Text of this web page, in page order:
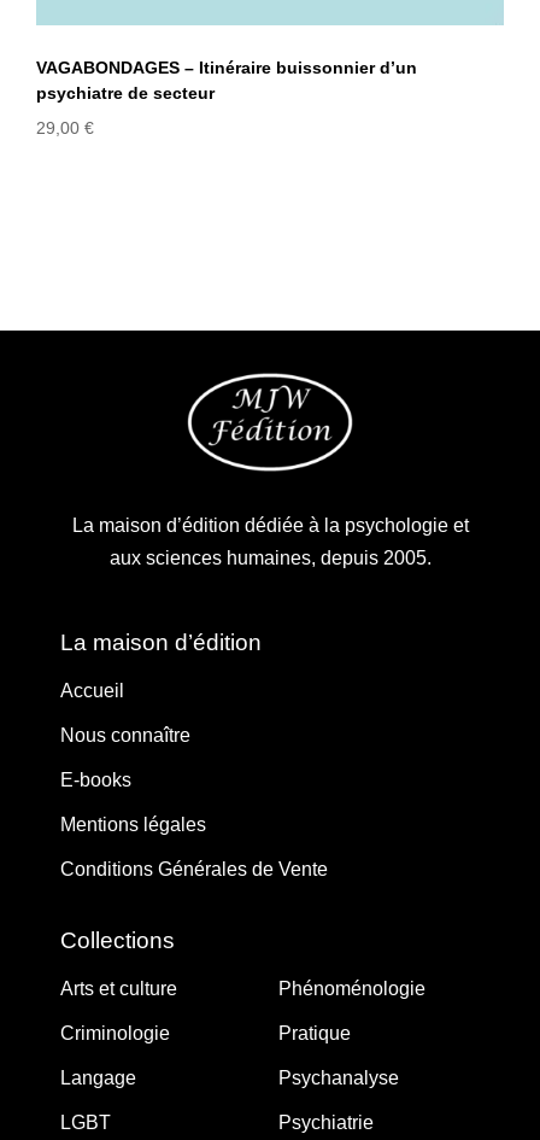
VAGABONDAGES – Itinéraire buissonnier d’un
psychiatre de secteur
29,00 €
La maison d’édition dédiée à la psychologie et
aux sciences humaines, depuis 2005.
La maison d’édition
Accueil
Nous connaître
E-books
Mentions légales
Conditions Générales de Vente
Collections
Arts et culture
Criminologie
Langage
LGBT
Phénoménologie
Pratique
Psychanalyse
Psychiatrie